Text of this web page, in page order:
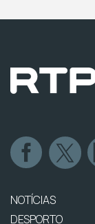
NOTÍCIAS
DESPORTO